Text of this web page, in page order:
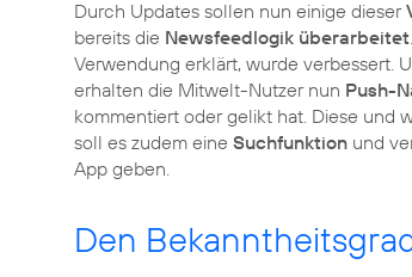
Durch Updates sollen nun einige dieser
bereits die Newsfeedlogik überarbeitet
Verwendung erklärt, wurde verbessert.
erhalten die Mitwelt-Nutzer nun Push-
kommentiert oder gelikt hat. Diese und
soll es zudem eine Suchfunktion und
App geben.
Den